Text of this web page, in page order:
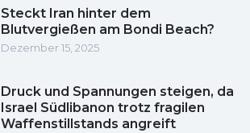
Steckt Iran hinter dem
Blutvergießen am Bondi Beach?
Dezember 15, 2025
Druck und Spannungen steigen, da
Israel Südlibanon trotz fragilen
Waffenstillstands angreift